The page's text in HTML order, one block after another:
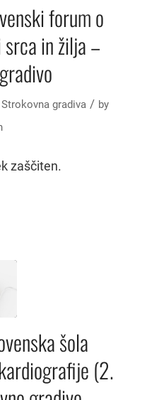
forum o
in žilja –
Strokovna gradiva / by
zaščiten.
šola
(2.